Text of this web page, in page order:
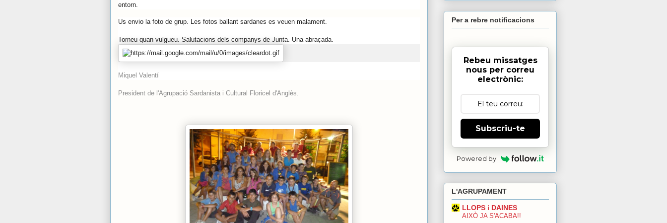
entorn.
Us envio la foto de grup. Les fotos ballant sardanes es veuen malament.
Torneu quan vulgueu. Salutacions dels companys de Junta. Una abraçada.
Miquel Valentí
President de l'Agrupació Sardanista i Cultural Floricel d'Anglès.
Per a rebre notificacions
Rebeu missatges
nous per correu
electrònic:
Subscriu-te
Powered by
L'AGRUPAMENT
LLOPS i DAINES
AIXÒ JA S'ACABA!!